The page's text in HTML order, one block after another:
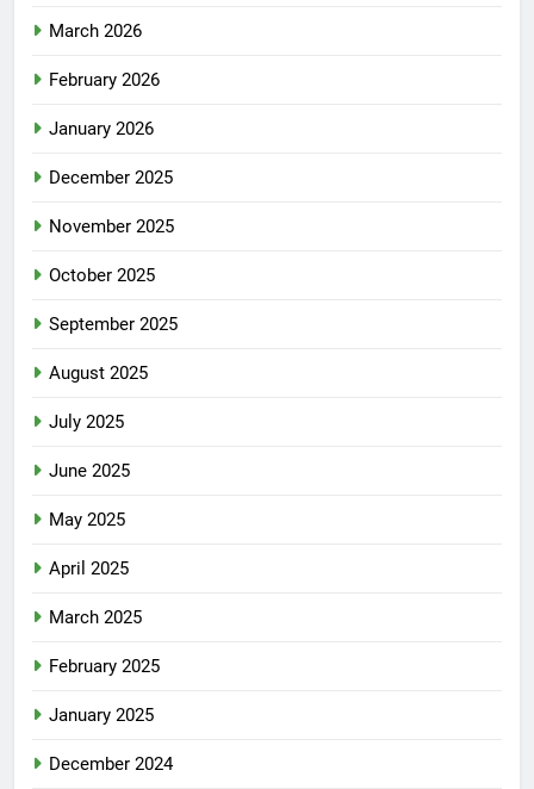
March 2026
February 2026
January 2026
December 2025
November 2025
October 2025
September 2025
August 2025
July 2025
June 2025
May 2025
April 2025
March 2025
February 2025
January 2025
December 2024